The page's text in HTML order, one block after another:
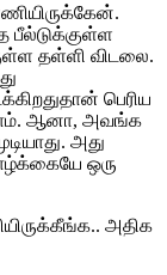
பீல்டுக்குள்ள
தள்ளி விடலை.
பெரிய
ஆனா, அவங்க
அது
ஒரு
அதிக